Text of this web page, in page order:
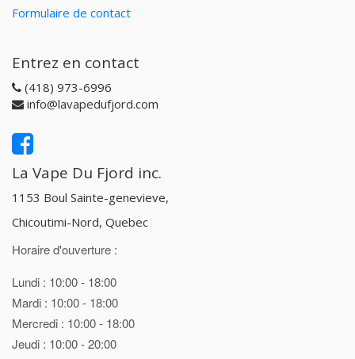
Formulaire de contact
Entrez en contact
(418) 973-6996
info@lavapedufjord.com
La Vape Du Fjord inc.
1153 Boul Sainte-genevieve,
Chicoutimi-Nord, Quebec
Horaire d'ouverture :
Lundi : 10:00 - 18:00
Mardi : 10:00 - 18:00
Mercredi : 10:00 - 18:00
Jeudi : 10:00 - 20:00